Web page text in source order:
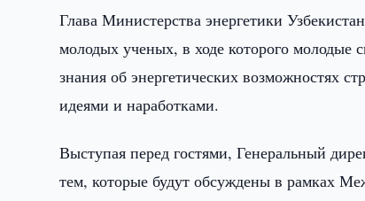
Глава Министерства энергетики
молодых ученых, в ходе которого молодые
знания об энергетических возможностях
идеями и наработками.
Выступая перед гостями, Генеральный
тем, которые будут обсуждены в рамках